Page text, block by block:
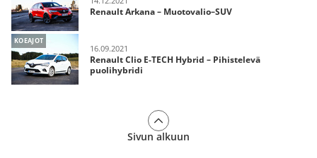
Renault Arkana – Muotovalio–SUV
KOEAJOT
16.09.2021
Renault Clio E-TECH Hybrid – Pihistelevä
puolihybridi
Sivun alkuun